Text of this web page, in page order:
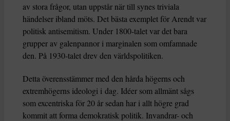
av stora frågor, utan uppstår när till synes triviala
händelser ibland möts. Det bästa exemplet för Arendt var
politisk antisemitism. Under 1800-talet var det bara
grupper av galenpannor i marginalen som omfamnade
den. På 1930-talet drev den världspolitiken.
Detta överensstämmer med den hårda högerns och
extremhögerns ideologi i dag. Idéer som allmänt sågs
som excentriska för 20 år sedan har i allt högre grad
kommit att forma demokratisk politik. Invandrar- och